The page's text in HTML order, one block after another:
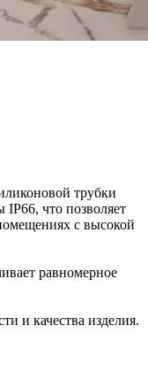
трубки
IP66, что позволяет
с высокой
равномерное
и качества изделия.